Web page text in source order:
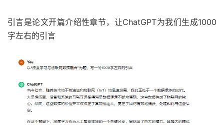
引言是论文开篇介绍性章节，让ChatGPT为我们生成1000
字左右的引言